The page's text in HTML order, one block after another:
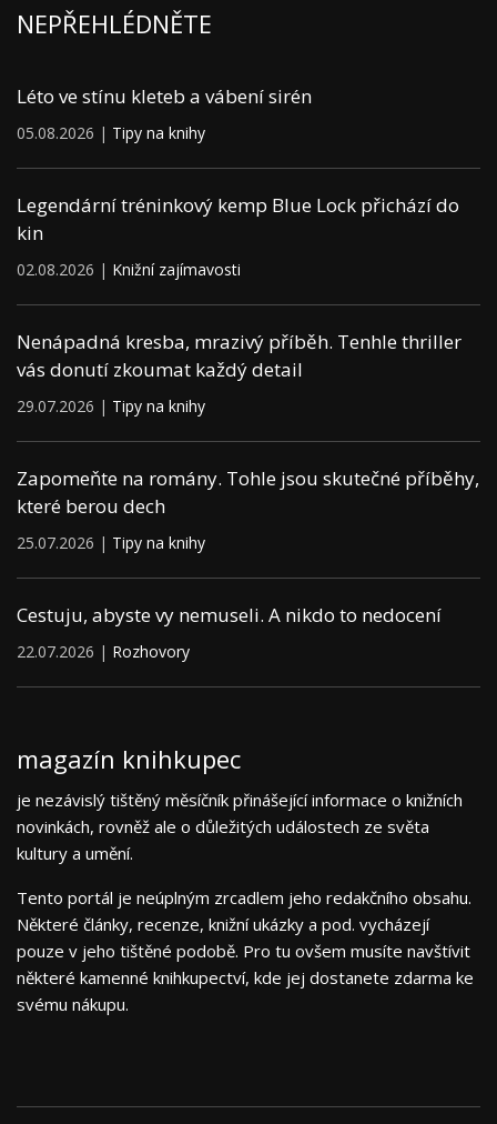
NEPŘEHLÉDNĚTE
Léto ve stínu kleteb a vábení sirén
05.08.2026 | Tipy na knihy
Legendární tréninkový kemp Blue Lock přichází do
kin
02.08.2026 | Knižní zajímavosti
Nenápadná kresba, mrazivý příběh. Tenhle thriller
vás donutí zkoumat každý detail
29.07.2026 | Tipy na knihy
Zapomeňte na romány. Tohle jsou skutečné příběhy,
které berou dech
25.07.2026 | Tipy na knihy
Cestuju, abyste vy nemuseli. A nikdo to nedocení
22.07.2026 | Rozhovory
magazín knihkupec
je nezávislý tištěný měsíčník přinášející informace o knižních
novinkách, rovněž ale o důležitých událostech ze světa
kultury a umění.
Tento portál je neúplným zrcadlem jeho redakčního obsahu.
Některé články, recenze, knižní ukázky a pod. vycházejí
pouze v jeho tištěné podobě. Pro tu ovšem musíte navštívit
některé kamenné knihkupectví, kde jej dostanete zdarma ke
svému nákupu.